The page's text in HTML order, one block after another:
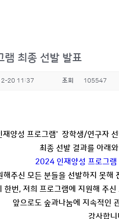
램 최종 선발 발표
20 11:37 조회 105547
양성 프로그램' 장학생/연구자
최종 선발 결과를 아래
2024 인재양성 프로그램
해주신 모든 분들을 선발하지 못해
한번, 저희 프로그램에 지원해 주
앞으로도 숲과나눔에 지속적인
감사합니